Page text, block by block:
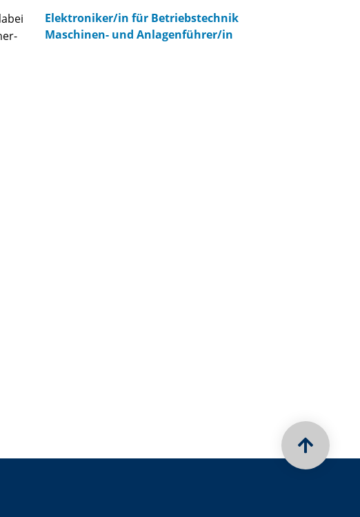
Elektroniker/in für Betriebstechnik
Maschinen- und Anlagenführer/in